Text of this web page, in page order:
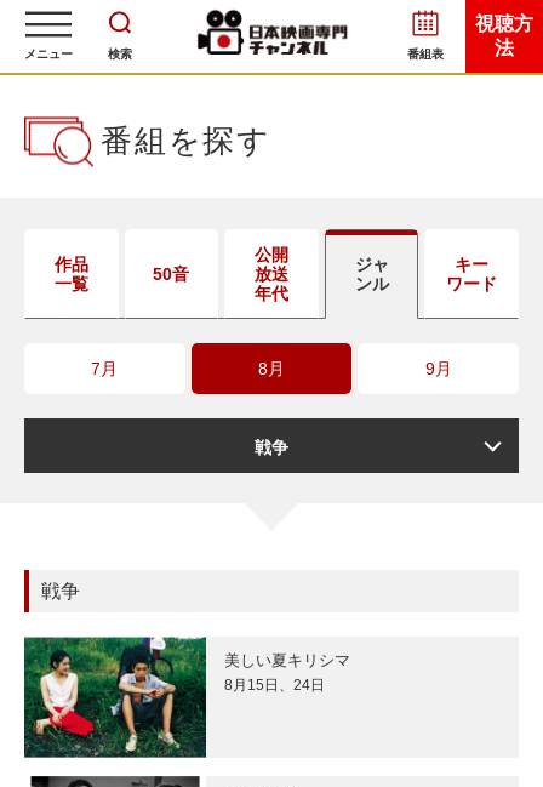
メニュー 検索 番組表
視聴方
法
番組を探す
作品
一覧
50音
公開
放送
年代
ジャ
ンル
キー
ワード
7月 8月 9月
戦争
戦争
美しい夏キリシマ
8月15日、24日